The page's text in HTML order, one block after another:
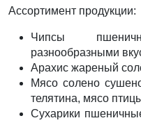
Ассортимент продукции:
Чипсы
разнообразными
Арахис жареный
Мясо солено
телятина, мясо
Сухарики